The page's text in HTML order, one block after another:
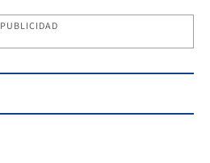
PUBLICIDAD